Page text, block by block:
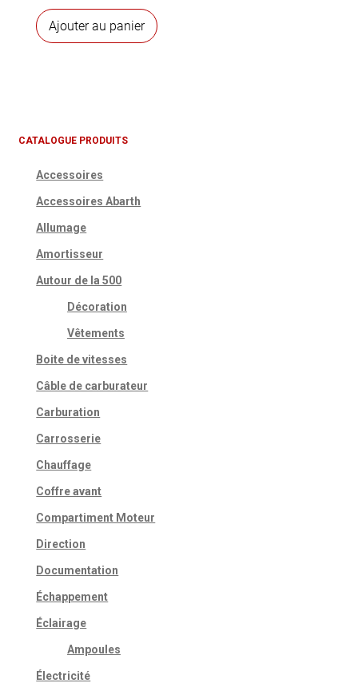
Ajouter au panier
CATALOGUE PRODUITS
Accessoires
Accessoires Abarth
Allumage
Amortisseur
Autour de la 500
Décoration
Vêtements
Boite de vitesses
Câble de carburateur
Carburation
Carrosserie
Chauffage
Coffre avant
Compartiment Moteur
Direction
Documentation
Échappement
Éclairage
Ampoules
Électricité